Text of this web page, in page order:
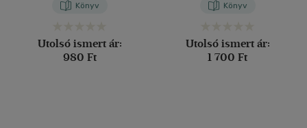
Könyv
Utolsó ismert ár:
980 Ft
Könyv
Utolsó ismert ár:
1 700 Ft